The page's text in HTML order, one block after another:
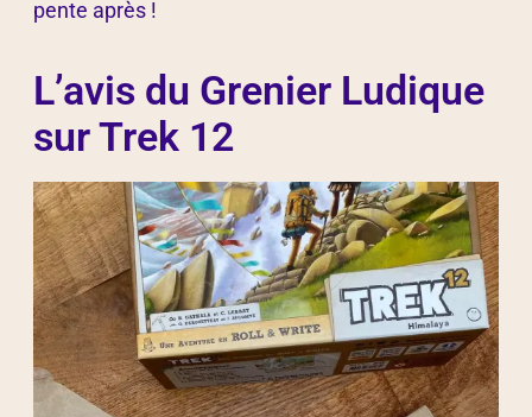
pente après !
L’avis du Grenier Ludique
sur Trek 12